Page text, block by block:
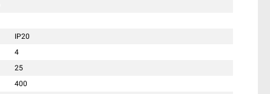
IP20
4
25
400